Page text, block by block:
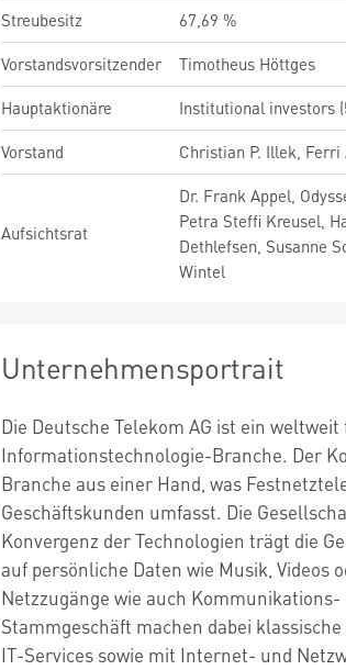
Streubesitz
67,69 %
Vorstandsvorsitzender
Timotheus Höttges
Hauptaktionäre
Institutional investors
Vorstand
Christian P. Illek,
Aufsichtsrat
Dr. Frank Appel,
Petra Steffi Kreusel,
Dethlefsen, Susanne
Wintel
Unternehmensportrait
Die Deutsche Telekom AG ist ein
Informationstechnologie-Branche. Der
Branche aus einer Hand, was
Geschäftskunden umfasst. Die
Konvergenz der Technologien trägt die
auf persönliche Daten wie Musik, Videos
Netzzugänge wie auch
Stammgeschäft machen dabei
IT-Services sowie mit Internet- und